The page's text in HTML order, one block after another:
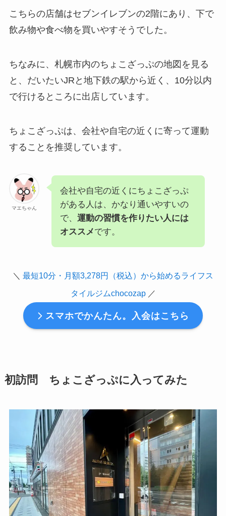
こちらの店舗はセブンイレブンの2階にあり、下で
飲み物や食べ物を買いやすそうでした。
ちなみに、札幌市内のちょこざっぷの地図を見る
と、だいたいJRと地下鉄の駅から近く、10分以内
で行けるところに出店しています。
ちょこざっぷは、会社や自宅の近くに寄って運動
することを推奨しています。
マエちゃん
会社や自宅の近くにちょこざっぷ
がある人は、かなり通いやすいの
で、 運動の習慣を作りたい人には
オススメです。
＼ 最短10分・月額3,278円（税込）から始めるライフス
タイルジムchocozap／
スマホでかんたん。入会はこちら
初訪問 ちょこざっぷに入ってみた